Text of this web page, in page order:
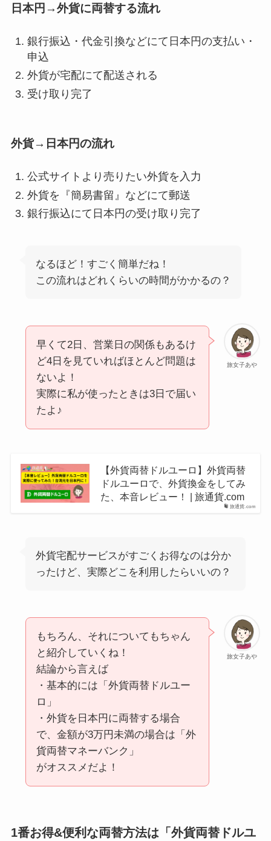
日本円→外貨に両替する流れ
銀行振込・代金引換などにて日本円の支払い・
申込
外貨が宅配にて配送される
受け取り完了
外貨→日本円の流れ
公式サイトより売りたい外貨を入力
外貨を『簡易書留』などにて郵送
銀行振込にて日本円の受け取り完了
なるほど！すごく簡単だね！
この流れはどれくらいの時間がかかるの？
旅女子あや
早くて2日、営業日の関係もあるけ
ど4日を見ていればほとんど問題は
ないよ！
実際に私が使ったときは3日で届い
たよ♪
旅通貨.com
【外貨両替ドルユーロ】外貨両替
ドルユーロで、外貨換金をしてみ
た、本音レビュー！ | 旅通貨.com
外貨宅配サービスがすごくお得なのは分か
ったけど、実際どこを利用したらいいの？
旅女子あや
もちろん、それについてもちゃん
と紹介していくね！
結論から言えば
・基本的には「外貨両替ドルユー
ロ」
・外貨を日本円に両替する場合
で、金額が3万円未満の場合は「外
貨両替マネーバンク」
がオススメだよ！
1番お得&便利な両替方法は「外貨両替ドルユ